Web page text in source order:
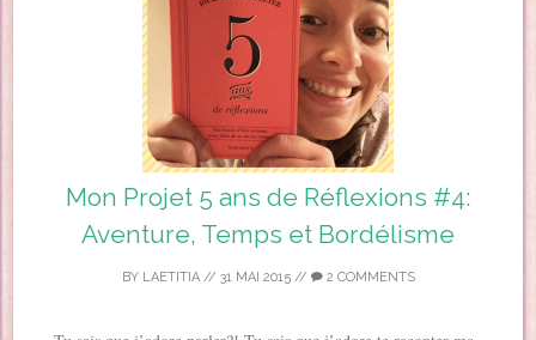
Mon Projet 5 ans de Réflexions #4:
Aventure, Temps et Bordélisme
BY LAETITIA// 31 MAI 2015// 2 COMMENTS